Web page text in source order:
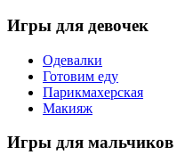
Игры для девочек
Одевалки
Готовим еду
Парикмахерская
Макияж
Игры для мальчиков